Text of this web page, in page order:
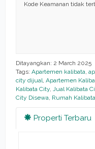
Kode Keamanan tidak
Ditayangkan: 2 March 2025
Tags: Apartemen kalibata,
city dijual, Apartemen
Kalibata City, Jual Kalibata
City Disewa, Rumah Kalibata
Properti Terbaru